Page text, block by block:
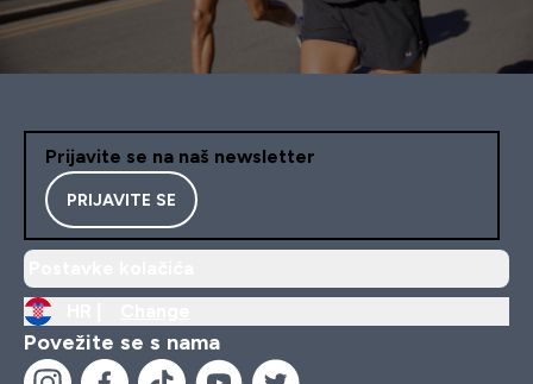
Prijavite se na naš newsletter
PRIJAVITE SE
Povežite se s nama